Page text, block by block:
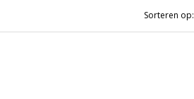
Sorteren op: